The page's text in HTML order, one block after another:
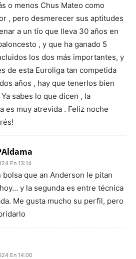
o menos Chus Mateo como
, pero desmerecer sus aptitudes
a un tío que lleva 30 años en
, y que ha ganado 5
los dos más importantes, y
de esta Euroliga tan competida
años , hay que tenerlos bien
sabes lo que dicen , la
es muy atrevida . Feliz noche
En 13:14
bolsa que an Anderson le pitan
y la segunda es entre técnica
Me gusta mucho su perfil, pero
En 14:00